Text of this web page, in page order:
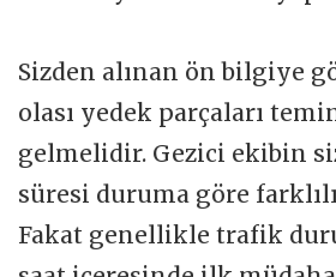
Sizden alınan ön bilgiye
olası yedek parçaları
gelmelidir. Gezici ekibin
süresi duruma göre
Fakat genellikle trafik